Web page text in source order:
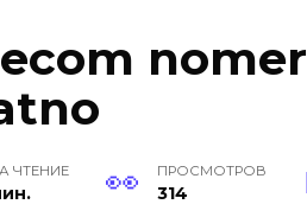
nomer
ЧТЕНИЕ ПРОСМОТРОВ
314